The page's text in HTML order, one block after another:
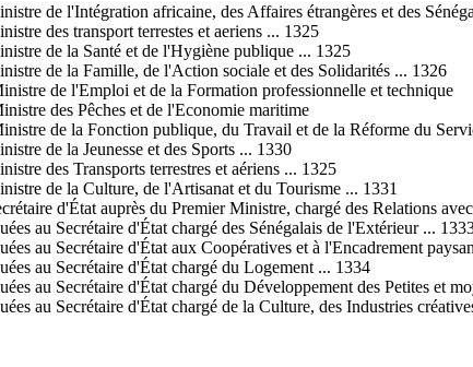
de l'Intégration africaine, des Affaires étrangères et des
des transport terrestes et aeriens ... 1325
de la Santé et de l'Hygiène publique ... 1325
de la Famille, de l'Action sociale et des Solidarités ... 1326
de l'Emploi et de la Formation professionnelle et technique
des Pêches et de l'Economie maritime
de la Fonction publique, du Travail et de la Réforme du
de la Jeunesse et des Sports ... 1330
des Transports terrestres et aériens ... 1325
de la Culture, de l'Artisanat et du Tourisme ... 1331
d'État auprès du Premier Ministre, chargé des Relations
au Secrétaire d'État chargé des Sénégalais de l'Extérieur ...
au Secrétaire d'État aux Coopératives et à l'Encadrement
au Secrétaire d'État chargé du Logement ... 1334
au Secrétaire d'État chargé du Développement des Petites et
au Secrétaire d'État chargé de la Culture, des Industries